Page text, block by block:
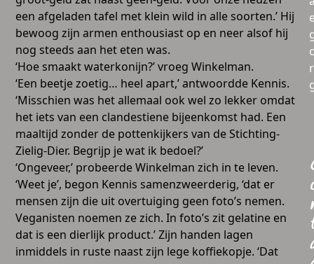
een afgeladen tafel met klein wild in alle soorten.’ Hij
bewoog zijn armen enthousiast op en neer alsof hij
nog steeds aan het eten was.
‘Hoe smaakt waterkonijn?’ vroeg Winkelman.
‘Een beetje zoetig… heel apart,’ antwoordde Kennis.
‘Misschien was het allemaal ook wel zo lekker omdat
het iets van een clandestiene bijeenkomst had. Een
maaltijd zonder de pottenkijkers van de Stichting-
Zielig-Dier. Begrijp je wat ik bedoel?’
‘Ongeveer,’ probeerde Winkelman zich in te leven.
‘Weet je’, begon Kennis samenzweerderig, ‘dat er
mensen zijn die uit overtuiging geen foto’s nemen.
Veganisten noemen ze zich. In foto’s zit gelatine en
dat is een dierlijk product.’ Zijn handen lagen
inmiddels in ruste naast zijn lege koffiekopje. ‘Dat
t